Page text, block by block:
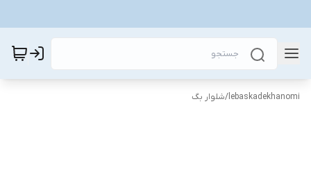
lebaskadekhanomi
/شلوار بگ